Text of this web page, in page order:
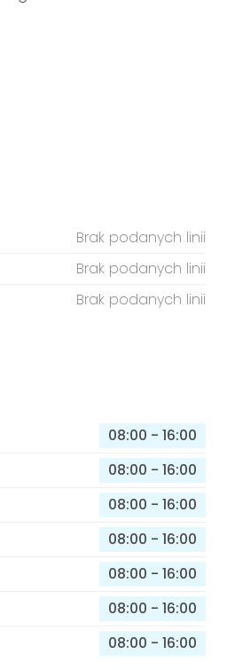
Brak podanych linii
Brak podanych linii
Brak podanych linii
08:00 - 16:00
08:00 - 16:00
08:00 - 16:00
08:00 - 16:00
08:00 - 16:00
08:00 - 16:00
08:00 - 16:00